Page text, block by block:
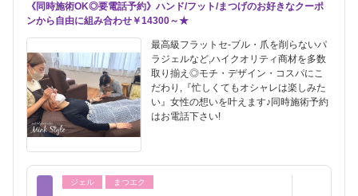
《同時施術OK◎要電話予約》ハンド/フット/まつげのお好きなクーポ
ンから自由に組み合わせ￥14300～★
最高級フラットセ-ブル・爪を削らないパ
ラジェルなど,ハイクオリティ商材を多数
取り揃え◎モチ・デザイン・コスパにこ
だわり,『忙しくてもオシャレは楽しみた
い』女性の想いを叶えます♪同時施術予約
はお電話下さい!
ジェル まつエク